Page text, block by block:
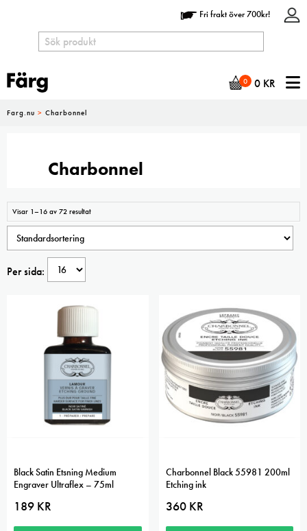
Fri frakt över 700kr!
0 0 KR
Farg.nu > Charbonnel
Charbonnel
Visar 1–16 av 72 resultat
Per sida:
Black Satin Etsning Medium
Engraver Ultraflex – 75ml
189 KR
Charbonnel Black 55981 200ml
Etching ink
360 KR